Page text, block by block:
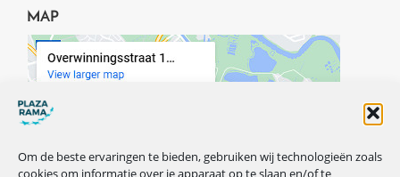
Om de beste ervaringen te bieden, gebruiken wij technologieën zoals
cookies om informatie over je apparaat op te slaan en/of te
MAP